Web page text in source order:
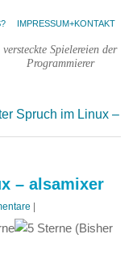
IMPRESSUM+KONTAKT
versteckte Spielereien der
Programmierer
Spruch im Linux –
– alsamixer
(Bisher